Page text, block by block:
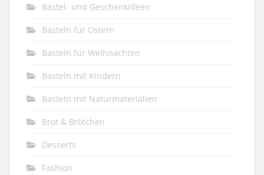
Bastel- und Geschenkideen
Basteln für Ostern
Basteln für Weihnachten
Basteln mit Kindern
Basteln mit Naturmaterialien
Brot & Brötchen
Desserts
Fashion